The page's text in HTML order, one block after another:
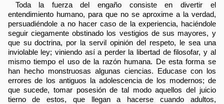
Toda la fuerza del engaño consiste en divertir el
entendimiento humano, para que no se aproxime a la verdad,
persuadiéndole a no hacer caso de la experiencia, haciéndole
seguir ciegamente obstinado los vestigios de sus mayores, y
que su doctrina, por la servil opinión del respeto, le sea una
inviolable ley; viniendo así a perder la libertad de filosofar, y al
mismo tiempo el uso de la razón humana. De esta forma se
han hecho monstruosas algunas ciencias. Educase con los
errores de los antiguos la adolescencia de los modernos; de
que sucede, tomar posesión de tal modo aquellos del juicio
tierno de estos, que llegan a hacerse cuando adultos,